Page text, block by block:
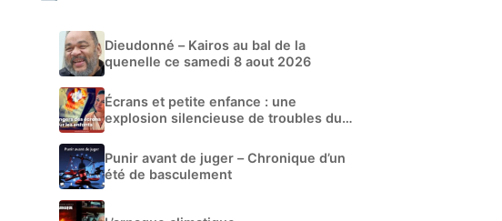
Dieudonné – Kairos au bal de la
quenelle ce samedi 8 aout 2026
Écrans et petite enfance : une
explosion silencieuse de troubles du
Punir avant de juger – Chronique d’un
été de basculement